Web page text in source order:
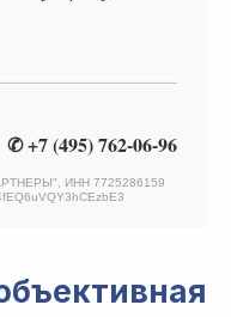
✆ +7 (495) 762-06-96
ИНН 7725286159